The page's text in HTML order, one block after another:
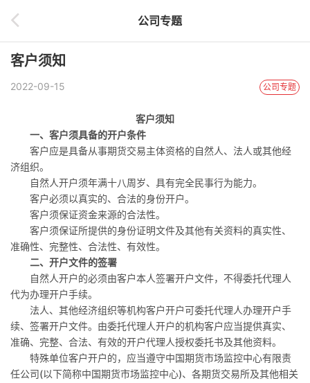
公司专题
客户须知
2022-09-15 公司专题
客户须知
一、客户须具备的开户条件
客户应是具备从事期货交易主体资格的自然人、法人或其他经
济组织。
自然人开户须年满十八周岁、具有完全民事行为能力。
客户必须以真实的、合法的身份开户。
客户须保证资金来源的合法性。
客户须保证所提供的身份证明文件及其他有关资料的真实性、
准确性、完整性、合法性、有效性。
二、开户文件的签署
自然人开户的必须由客户本人签署开户文件，不得委托代理人
代为办理开户手续。
法人、其他经济组织等机构客户开户可委托代理人办理开户手
续、签署开户文件。由委托代理人开户的机构客户应当提供真实、
准确、完整、合法、有效的开户代理人授权委托书及其他资料。
特殊单位客户开户的，应当遵守中国期货市场监控中心有限责
任公司(以下简称中国期货市场监控中心)、各期货交易所及其他相关